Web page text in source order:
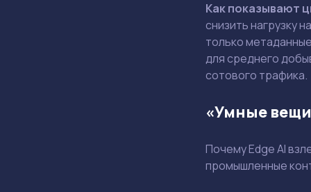
Как показывают
снизить нагрузку
только
для среднего
сотового трафика.
«Умные
Почему Edge AI
промышленные